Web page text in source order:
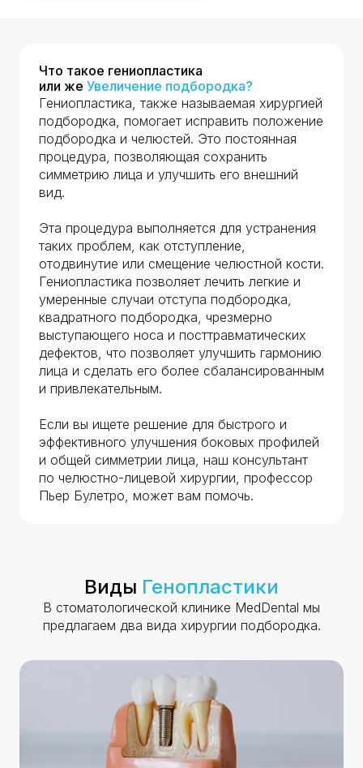
Что такое гениопластика
или же Увеличение подбородка?
Гениопластика, также называемая хирургией
подбородка, помогает исправить положение
подбородка и челюстей. Это постоянная
процедура, позволяющая сохранить
симметрию лица и улучшить его внешний
вид.
Эта процедура выполняется для устранения
таких проблем, как отступление,
отодвинутие или смещение челюстной кости.
Гениопластика позволяет лечить легкие и
умеренные случаи отступа подбородка,
квадратного подбородка, чрезмерно
выступающего носа и посттравматических
дефектов, что позволяет улучшить гармонию
лица и сделать его более сбалансированным
и привлекательным.
Если вы ищете решение для быстрого и
эффективного улучшения боковых профилей
и общей симметрии лица, наш консультант
по челюстно-лицевой хирургии, профессор
Пьер Булетро, может вам помочь.
Виды Генопластики
В стоматологической клинике MedDental мы
предлагаем два вида хирургии подбородка.